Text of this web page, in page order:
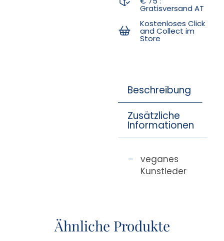
Gratisversand AT
Kostenloses Click
and Collect im
Store
Beschreibung
Zusätzliche
Informationen
veganes
Kunstleder
Ähnliche Produkte